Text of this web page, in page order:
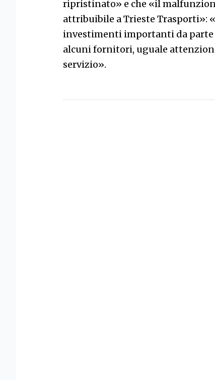
ripristinato» e che «il
attribuibile a Trieste Trasporti»:
investimenti importanti da parte
alcuni fornitori, uguale
servizio».